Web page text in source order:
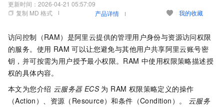
更新时间： 2026-04-21 05:57:09
复制 MD 格式
产品详情 我的收藏
访问控制（RAM）是阿里云提供的管理用户身份与资源访问权限
的服务。使用 RAM 可以让您避免与其他用户共享阿里云账号密
钥，并可按需为用户授予最小权限。RAM 中使用权限策略描述授
权的具体内容。
本文为您介绍 云服务器 ECS 为 RAM 权限策略定义的操作
（Action）、资源（Resource）和条件（Condition）。
云服务